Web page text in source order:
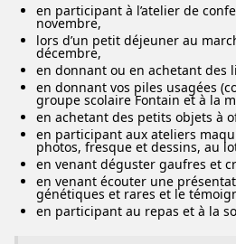
en participant à l’atelier de
novembre,
lors d’un petit déjeuner au
décembre,
en donnant ou en achetant des
en donnant vos piles usagées
groupe scolaire Fontain et à la
en achetant des petits objets à
en participant aux ateliers
photos, fresque et dessins, au
en venant déguster gaufres et
en venant écouter une
génétiques et rares et le
en participant au repas et à la